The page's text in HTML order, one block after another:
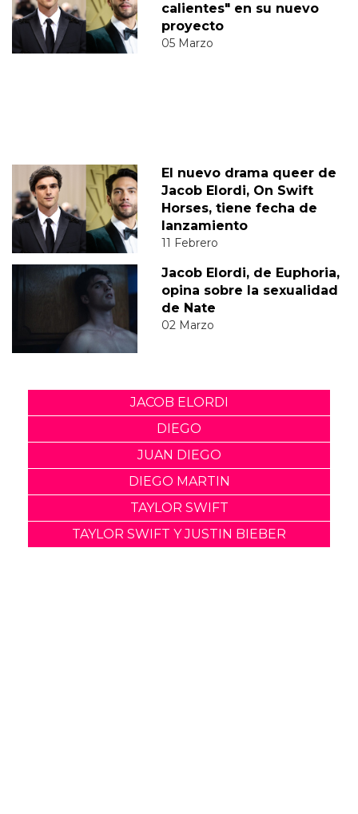
calientes" en su nuevo
proyecto
05 Marzo
El nuevo drama queer de
Jacob Elordi, On Swift
Horses, tiene fecha de
lanzamiento
11 Febrero
Jacob Elordi, de Euphoria,
opina sobre la sexualidad
de Nate
02 Marzo
JACOB ELORDI
DIEGO
JUAN DIEGO
DIEGO MARTIN
TAYLOR SWIFT
TAYLOR SWIFT Y JUSTIN BIEBER